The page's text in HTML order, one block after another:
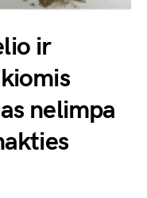
ir
nelimpa